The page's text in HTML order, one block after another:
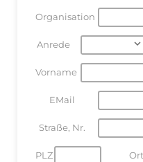
Organisation
Anrede
Vorname
EMail
Straße, Nr.
PLZ Ort